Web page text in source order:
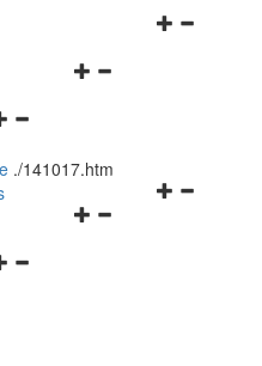
Navigationsmenü
./141017.htm
Navigationsmenü